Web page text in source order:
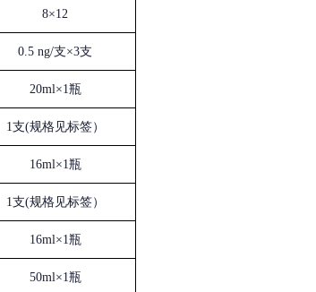
8×12
0.5 ng/支×3支
20ml×1瓶
1支(规格见标签）
16ml×1瓶
1支(规格见标签）
16ml×1瓶
50ml×1瓶